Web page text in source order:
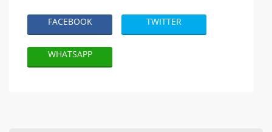
FACEBOOK TWITTER
WHATSAPP